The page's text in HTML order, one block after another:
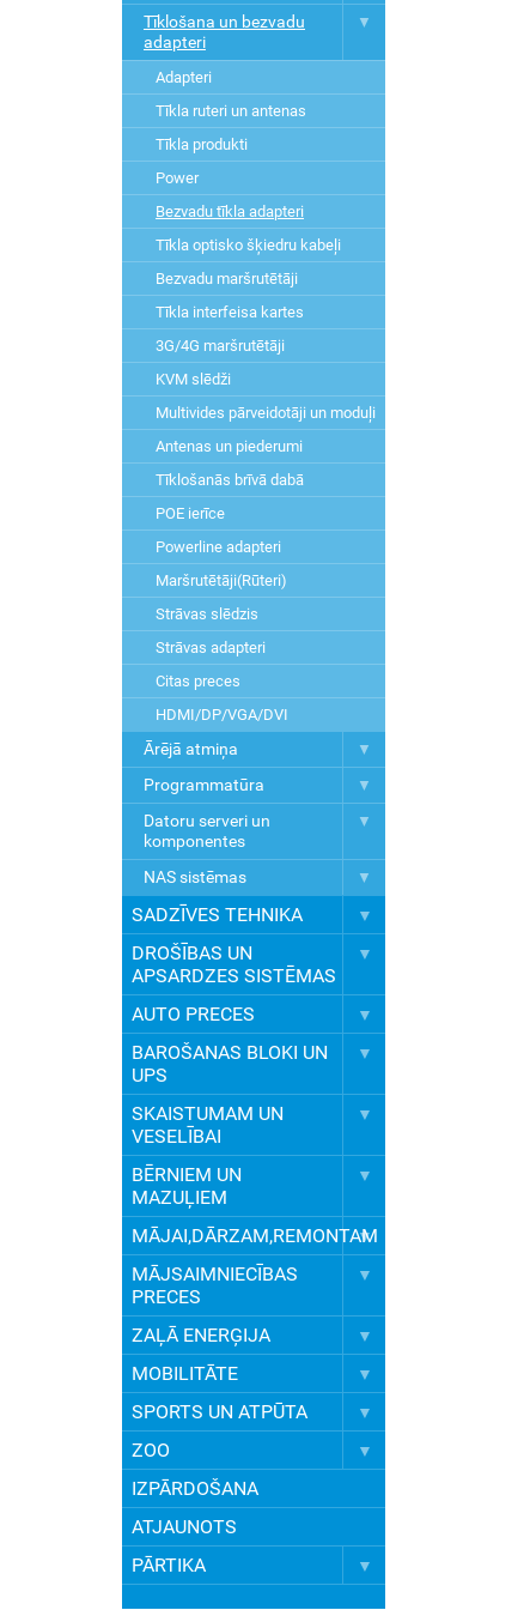
Tīklošana un bezvadu
adapteri
Adapteri
Tīkla ruteri un antenas
Tīkla produkti
Power
Bezvadu tīkla adapteri
Tīkla optisko šķiedru kabeļi
Bezvadu maršrutētāji
Tīkla interfeisa kartes
3G/4G maršrutētāji
KVM slēdži
Multivides pārveidotāji un moduļi
Antenas un piederumi
Tīklošanās brīvā dabā
POE ierīce
Powerline adapteri
Maršrutētāji(Rūteri)
Strāvas slēdzis
Strāvas adapteri
Citas preces
HDMI/DP/VGA/DVI
Ārējā atmiņa
Programmatūra
Datoru serveri un
komponentes
NAS sistēmas
SADZĪVES TEHNIKA
DROŠĪBAS UN
APSARDZES SISTĒMAS
AUTO PRECES
BAROŠANAS BLOKI UN
UPS
SKAISTUMAM UN
VESELĪBAI
BĒRNIEM UN
MAZUĻIEM
MĀJAI,DĀRZAM,REMONTAM
MĀJSAIMNIECĪBAS
PRECES
ZAĻĀ ENERĢIJA
MOBILITĀTE
SPORTS UN ATPŪTA
ZOO
IZPĀRDOŠANA
ATJAUNOTS
PĀRTIKA